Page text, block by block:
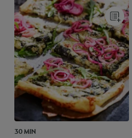
30 MIN